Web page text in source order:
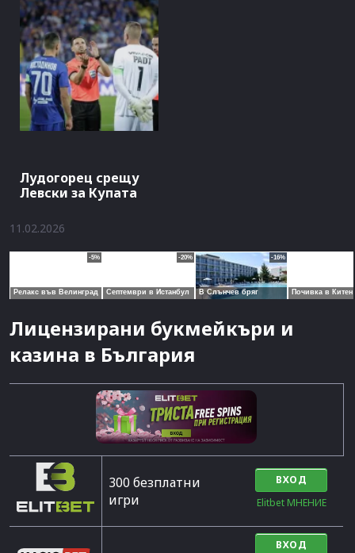
Лудогорец срещу
Левски за Купата
11.02.2026
Лицензирани букмейкъри и
казина в България
300 безплатни
игри
ВХОД
Elitbet МНЕНИЕ
ВХОД